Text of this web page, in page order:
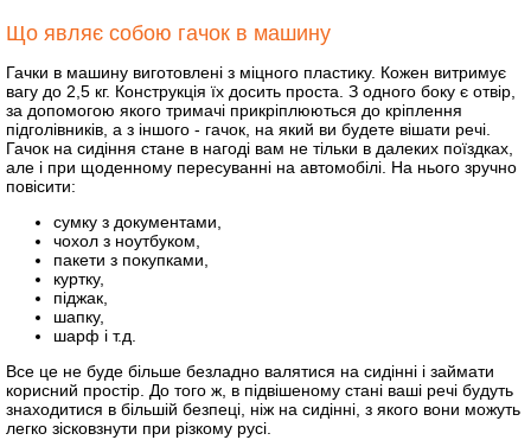
Що являє собою гачок в машину
Гачки в машину виготовлені з міцного пластику. Кожен витримує
вагу до 2,5 кг. Конструкція їх досить проста. З одного боку є отвір,
за допомогою якого тримачі прикріплюються до кріплення
підголівників, а з іншого - гачок, на який ви будете вішати речі.
Гачок на сидіння стане в нагоді вам не тільки в далеких поїздках,
але і при щоденному пересуванні на автомобілі. На нього зручно
повісити:
сумку з документами,
чохол з ноутбуком,
пакети з покупками,
куртку,
піджак,
шапку,
шарф і т.д.
Все це не буде більше безладно валятися на сидінні і займати
корисний простір. До того ж, в підвішеному стані ваші речі будуть
знаходитися в більшій безпеці, ніж на сидінні, з якого вони можуть
легко зісковзнути при різкому русі.